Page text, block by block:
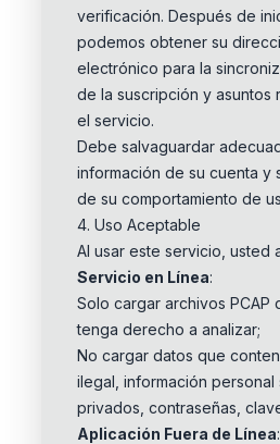
verificación. Después de
podemos obtener su
electrónico para la
de la suscripción y asuntos
el servicio.
Debe salvaguardar
información de su cuenta y
de su comportamiento de
4. Uso Aceptable
Al usar este servicio, usted
Servicio en Línea:
Solo cargar archivos PCAP
tenga derecho a analizar;
No cargar datos que
ilegal, información personal
privados, contraseñas,
Aplicación Fuera de Línea: